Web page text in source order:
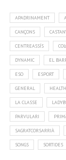
APADRINAMENT
CANÇONS
CENTREASSÍS
DYNAMIC EL
ESO ESPORT
GENERAL
LA CLASSE
PARVULARI
SAGRATCORSARRIÀ
SONGS SORTIDES